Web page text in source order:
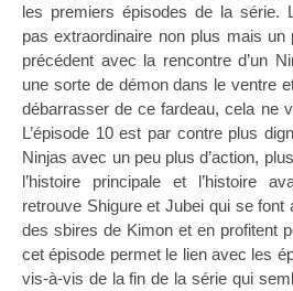
les premiers épisodes de la série.
pas extraordinaire non plus mais
précédent avec la rencontre d’un
une sorte de démon dans le ventre
débarrasser de ce fardeau, cela ne
L’épisode 10 est par contre plus
Ninjas avec un peu plus d’action,
l’histoire principale et l’histoire
retrouve Shigure et Jubei qui se font
des sbires de Kimon et en profitent
cet épisode permet le lien avec les
vis-à-vis de la fin de la série qui